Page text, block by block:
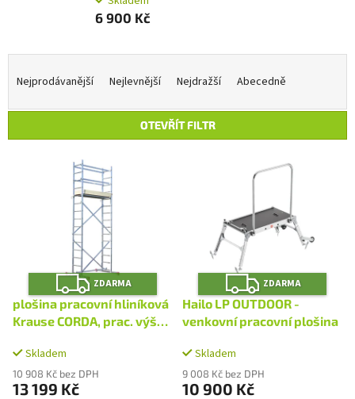
6 900 Kč
e
Nejprodávanější Nejlevnější Nejdražší Abecedně
OTEVŘÍT FILTR
d
u
t
ů
Z
D
A
R
M
A
ZDARMA
plošina pracovní hliníková
Krause CORDA, prac. výška
Skladem
10 908 Kč bez DPH
13 199 Kč
Z
D
A
R
M
ZDARMA
Hailo LP OUTDOOR -
venkovní pracovní plošina
Skladem
9 008 Kč bez DPH
10 900 Kč